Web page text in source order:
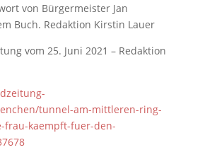
von Bürgermeister Jan
Buch. Redaktion Kirstin Lauer
vom 25. Juni 2021 – Redaktion
tunnel-am-mittleren-ring-
frau-kaempft-fuer-den-